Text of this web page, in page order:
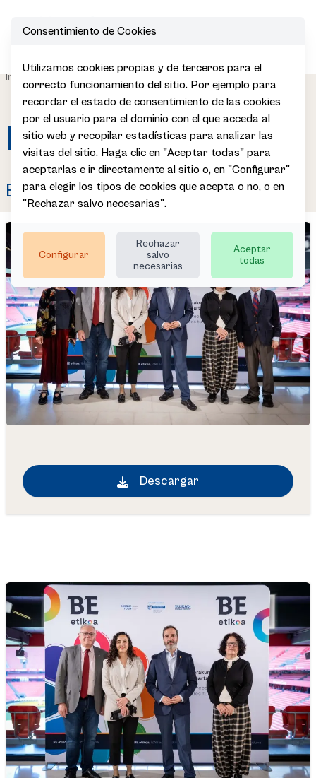
Inicio Sala de Prensa Galería Multimedia
Imágenes
BE etikoa 2026
Descargar
Consentimiento de Cookies
Utilizamos cookies propias y de terceros para el
correcto funcionamiento del sitio. Por ejemplo para
recordar el estado de consentimiento de las cookies
por el usuario para el dominio con el que acceda al
sitio web y recopilar estadísticas para analizar las
visitas del sitio. Haga clic en "Aceptar todas" para
aceptarlas e ir directamente al sitio o, en "Configurar"
para elegir los tipos de cookies que acepta o no, o en
"Rechazar salvo necesarias".
Configurar
Rechazar
salvo
necesarias
Aceptar
todas